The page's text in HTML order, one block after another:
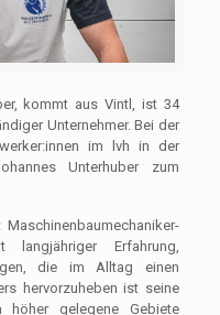
kommt aus Vintl, ist 34
Unternehmer. Bei der
im lvh in der
Unterhuber zum
langjähriger Erfahrung,
die im Alltag einen
hervorzuheben ist seine
gelegene Gebiete